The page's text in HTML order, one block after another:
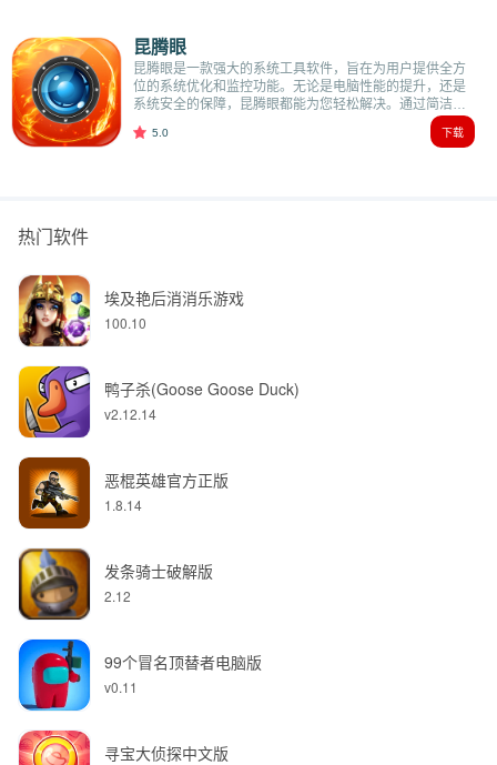
昆腾眼
昆腾眼是一款强大的系统工具软件，旨在为用户提供全方
位的系统优化和监控功能。无论是电脑性能的提升，还是
系统安全的保障，昆腾眼都能为您轻松解决。通过简洁直
观的操作界面，用户可以轻松管理和优化自己的电脑系
统。昆腾眼软件优势1.高效的系统优化功能，能够显著提
5.0 下载
热门软件
埃及艳后消消乐游戏
100.10
鸭子杀(Goose Goose Duck)
v2.12.14
恶棍英雄官方正版
1.8.14
发条骑士破解版
2.12
99个冒名顶替者电脑版
v0.11
寻宝大侦探中文版